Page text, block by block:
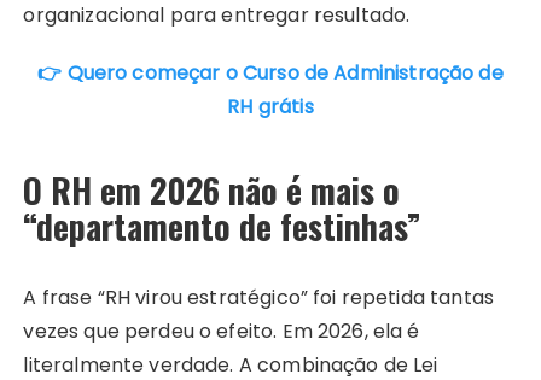
organizacional para entregar resultado.
👉 Quero começar o Curso de Administração de
RH grátis
O RH em 2026 não é mais o
“departamento de festinhas”
A frase “RH virou estratégico” foi repetida tantas
vezes que perdeu o efeito. Em 2026, ela é
literalmente verdade. A combinação de Lei